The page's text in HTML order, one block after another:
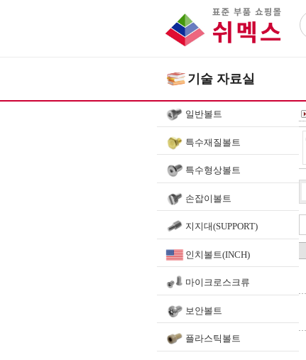
기술 자료실
일반볼트
특수재질볼트
특수형상볼트
손잡이볼트
지지대(SUPPORT)
인치볼트(INCH)
마이크로스크류
보안볼트
플라스틱볼트